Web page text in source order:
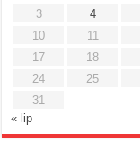
3
4
10
11
17
18
24
25
31
« lip